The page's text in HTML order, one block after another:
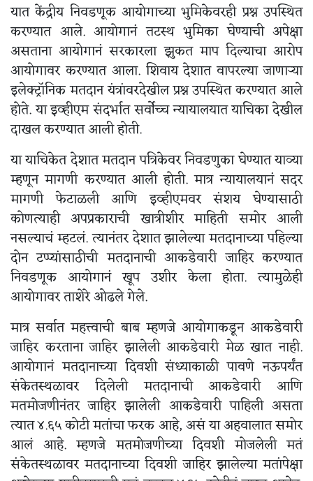
यात केंद्रीय निवडणूक आयोगाच्या भुमिकेवरही प्रश्न उपस्थित
करण्यात आले. आयोगानं तटस्थ भुमिका घेण्याची अपेक्षा
असताना आयोगानं सरकारला झुकत माप दिल्याचा आरोप
आयोगावर करण्यात आला. शिवाय देशात वापरल्या जाणाऱ्या
इलेक्ट्रॉनिक मतदान यंत्रांवरदेखील प्रश्न उपस्थित करण्यात आले
होते. या इव्हीएम संदर्भात सर्वोच्च न्यायालयात याचिका देखील
दाखल करण्यात आली होती.
या याचिकेत देशात मतदान पत्रिकेवर निवडणुका घेण्यात याव्या
म्हणून मागणी करण्यात आली होती. मात्र न्यायालयानं सदर
मागणी फेटाळली आणि इव्हीएमवर संशय घेण्यासाठी
कोणत्याही अपप्रकाराची खात्रीशीर माहिती समोर आली
नसल्याचं म्हटलं. त्यानंतर देशात झालेल्या मतदानाच्या पहिल्या
दोन टप्प्यांसाठीची मतदानाची आकडेवारी जाहिर करण्यात
निवडणूक आयोगानं खूप उशीर केला होता. त्यामुळेही
आयोगावर ताशेरे ओढले गेले.
मात्र सर्वात महत्त्वाची बाब म्हणजे आयोगाकडून आकडेवारी
जाहिर करताना जाहिर झालेली आकडेवारी मेळ खात नाही.
आयोगानं मतदानाच्या दिवशी संध्याकाळी पावणे नऊपर्यंत
संकेतस्थळावर दिलेली मतदानाची आकडेवारी आणि
मतमोजणीनंतर जाहिर झालेली आकडेवारी पाहिली असता
त्यात ४.६५ कोटी मतांचा फरक आहे, असं या अहवालात समोर
आलं आहे. म्हणजे मतमोजणीच्या दिवशी मोजलेली मतं
संकेतस्थळावर मतदानाच्या दिवशी जाहिर झालेल्या मतांपेक्षा